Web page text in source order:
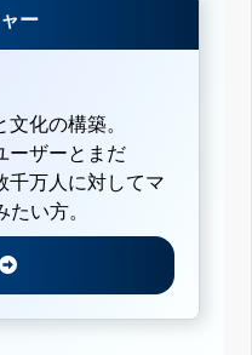
ー
化の構築。
ーザーとまだ
千万人に対してマ
い方。